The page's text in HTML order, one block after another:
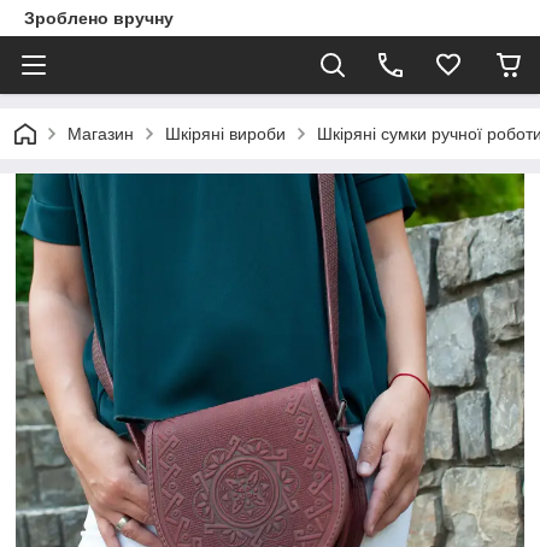
Зроблено вручну
Магазин Шкіряні вироби Шкіряні сумки ручної